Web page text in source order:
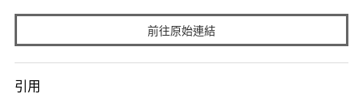
前往原始連結
引用